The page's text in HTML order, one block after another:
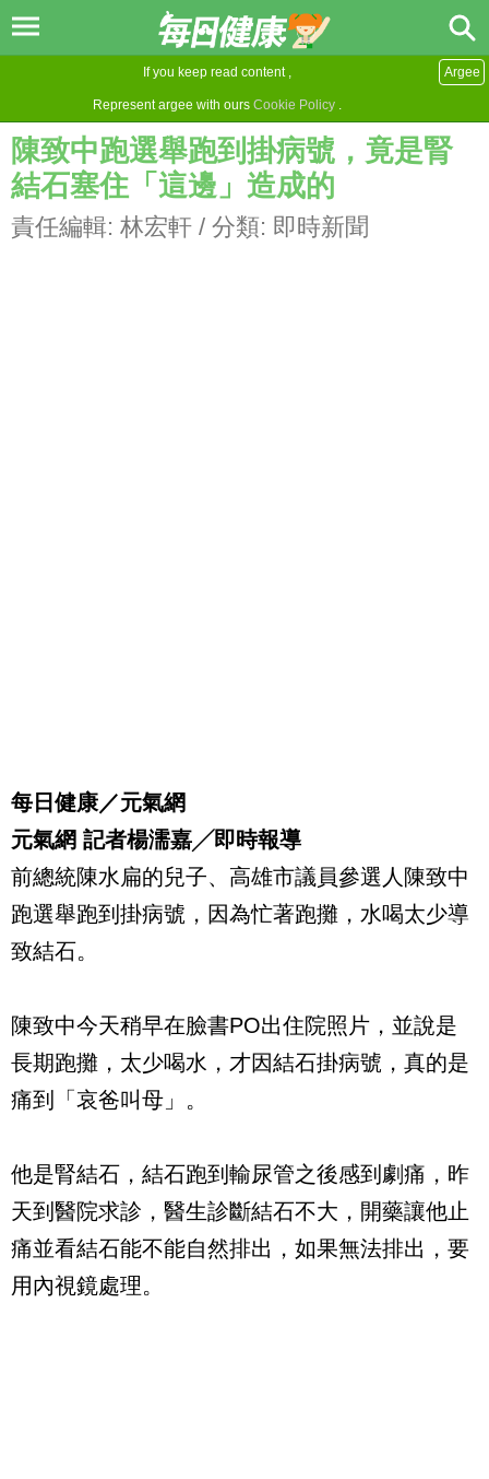
If you keep read content ,
Represent argee with ours Cookie Policy .
Argee
陳致中跑選舉跑到掛病號，竟是腎
結石塞住「這邊」造成的
責任編輯: 林宏軒 / 分類: 即時新聞
每日健康／元氣網
元氣網 記者楊濡嘉╱即時報導
前總統陳水扁的兒子、高雄市議員參選人陳致中
跑選舉跑到掛病號，因為忙著跑攤，水喝太少導
致結石。
陳致中今天稍早在臉書PO出住院照片，並說是
長期跑攤，太少喝水，才因結石掛病號，真的是
痛到「哀爸叫母」。
他是腎結石，結石跑到輸尿管之後感到劇痛，昨
天到醫院求診，醫生診斷結石不大，開藥讓他止
痛並看結石能不能自然排出，如果無法排出，要
用內視鏡處理。